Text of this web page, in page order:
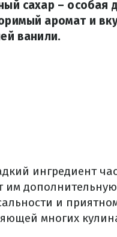
сахар –
аромат и
ванили.
ингредиент
им
и
многих